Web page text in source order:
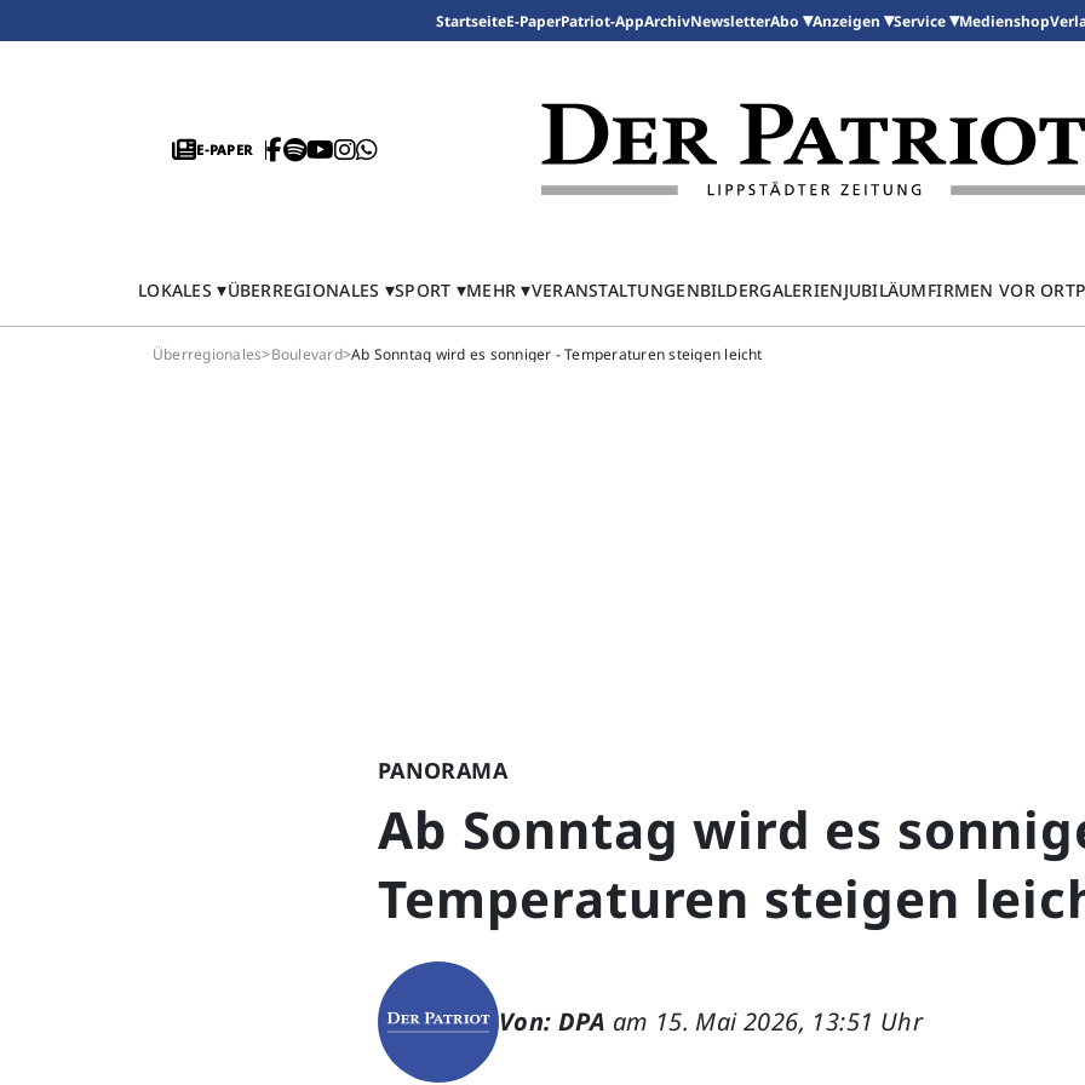
StartseiteE-PaperPatriot-AppArchivNewsletterAbo Anzeigen Service Medienshop
E-PAPER
LOKALES ÜBERREGIONALES SPORT MEHR VERANSTALTUNGENBILDERGALERIENJUBILÄUMFIRMEN VOR ORT
Überregionales>Boulevard>Ab Sonntag wird es sonniger - Temperaturen steigen leicht
PANORAMA
Ab Sonntag wird es
Temperaturen steigen
Von: DPA am 15. Mai 2026, 13:51 Uhr